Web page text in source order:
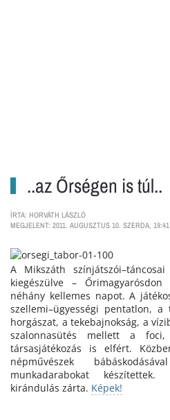
..az Őrségen is túl..
ÍRTA: HORVÁTH LÁSZLÓ
MEGJELENT: 2011. AUGUSZTUS 10. SZERDA, 19:41
A Mikszáth
kiegészülve –
néhány kellemes napot. A
szellemi–ügyességi pentatlon,
horgászat, a tekebajnokság, a
szalonnasütés mellett a
társasjátékozás is elfért.
népművészek
munkadarabokat
kirándulás zárta. Képek!